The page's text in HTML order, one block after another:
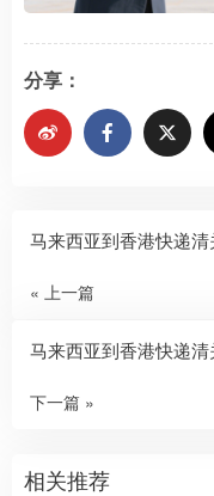
分享：
马来西亚到香港快递清
« 上一篇
马来西亚到香港快递
下一篇 »
相关推荐